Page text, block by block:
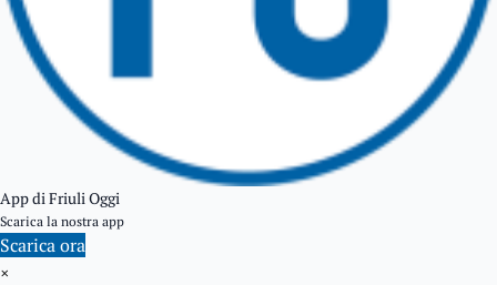
App di Friuli Oggi
Scarica la nostra app
Scarica ora
×